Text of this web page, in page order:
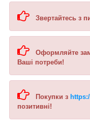
Звертайтесь з
Оформляйте
Ваші потреби!
Покупки з
позитивні!